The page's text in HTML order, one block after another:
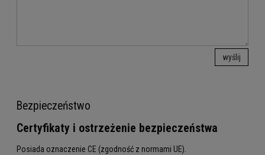
wyślij
Bezpieczeństwo
Certyfikaty i ostrzeżenie bezpieczeństwa
Posiada oznaczenie CE (zgodność z normami UE).